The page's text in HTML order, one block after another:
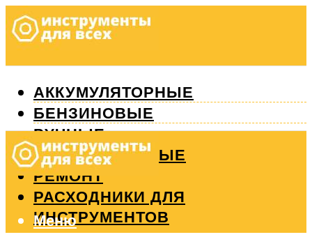
АККУМУЛЯТОРНЫЕ
БЕНЗИНОВЫЕ
РУЧНЫЕ
ИЗМЕРИТЕЛЬНЫЕ
РЕМОНТ
РАСХОДНИКИ ДЛЯ
ИНСТРУМЕНТОВ
Меню